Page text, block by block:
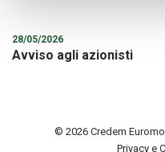
28/05/2026
Avviso agli azionisti
© 2026 Credem
Privacy e